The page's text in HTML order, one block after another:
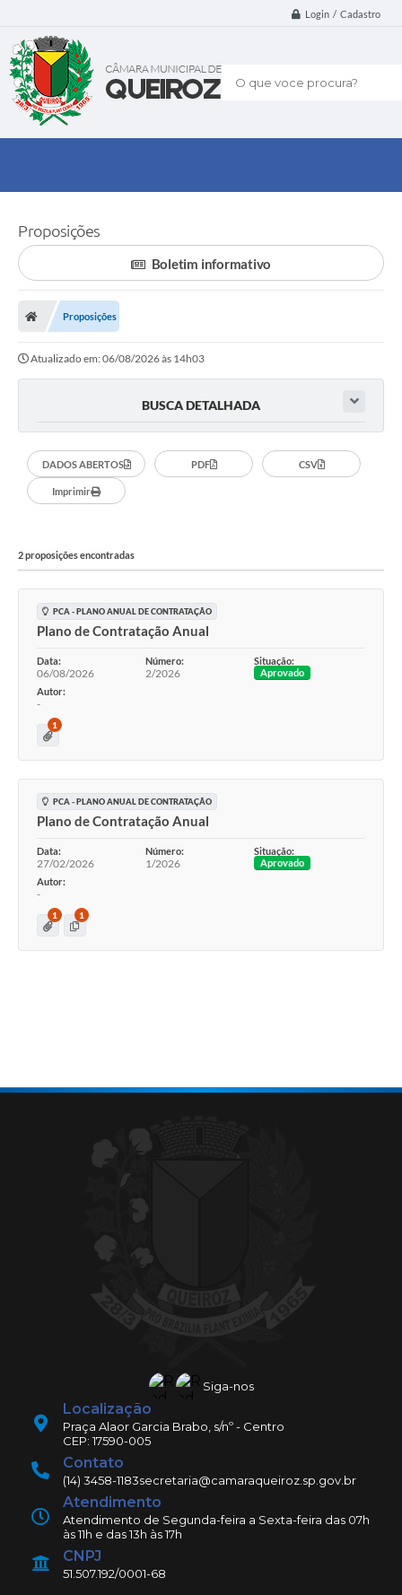
Login / Cadastro
O que voce procura?
Proposições
Boletim informativo
Proposições
Atualizado em: 06/08/2026 às 14h03
BUSCA DETALHADA
DADOS ABERTOS PDF CSV
Imprimir
2 proposições encontradas
PCA - PLANO ANUAL DE CONTRATAÇÃO
Plano de Contratação Anual
Data:
06/08/2026
Número:
2/2026
Situação:
Aprovado
Autor:
-
1
PCA - PLANO ANUAL DE CONTRATAÇÃO
Plano de Contratação Anual
Data:
27/02/2026
Número:
1/2026
Situação:
Aprovado
Autor:
-
1 1
Siga-nos
Localização
Praça Alaor Garcia Brabo, s/nº - Centro
CEP: 17590-005
Contato
(14) 3458-1183secretaria@camaraqueiroz.sp.gov.br
Atendimento
Atendimento de Segunda-feira a Sexta-feira das 07h
às 11h e das 13h às 17h
CNPJ
51.507.192/0001-68